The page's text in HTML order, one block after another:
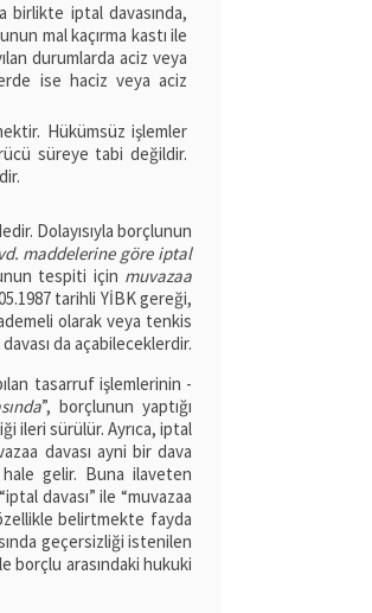
birlikte iptal davasında,
mal kaçırma kastı ile
durumlarda aciz veya
ise haciz veya aciz
Hükümsüz işlemler
süreye tabi değildir.
Dolayısıyla borçlunun
maddelerine göre iptal
tespiti için muvazaa
tarihli YİBK gereği,
olarak veya tenkis
da açabileceklerdir.
tasarruf işlemlerinin -
”, borçlunun yaptığı
ileri sürülür. Ayrıca, iptal
davası ayni bir dava
hale gelir. Buna ilaveten
davası” ile “muvazaa
belirtmekte fayda
geçersizliği istenilen
borçlu arasındaki hukuki